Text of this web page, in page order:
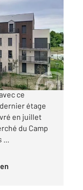
Offrez-
ce
étage
en juillet
du Camp
...